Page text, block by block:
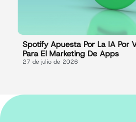
Spotify Apuesta Por La IA Por
Para El Marketing De Apps
27 de julio de 2026